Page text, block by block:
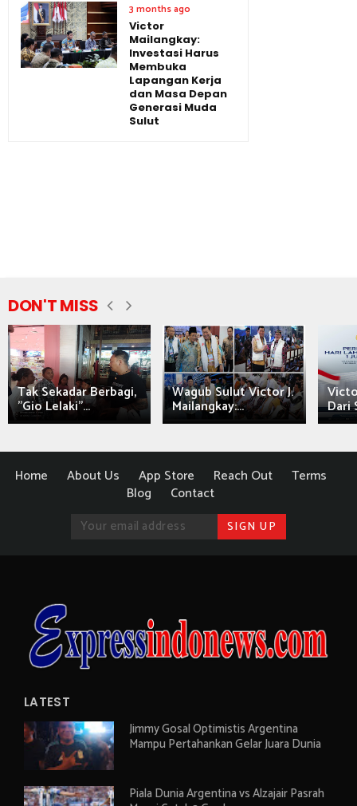
3 months ago
Victor
Mailangkay:
Investasi Harus
Membuka
Lapangan Kerja
dan Masa Depan
Generasi Muda
Sulut
DON'T MISS
Tak Sekadar Berbagi,
"Gio Lelaki"...
Wagub Sulut Victor J.
Mailangkay:... Dari
Home About Us App Store Reach Out
Terms
Blog
Contact
LATEST
Jimmy Gosal Optimistis Argentina
Mampu Pertahankan Gelar Juara Dunia
Piala Dunia Argentina vs Alzajair Pasrah